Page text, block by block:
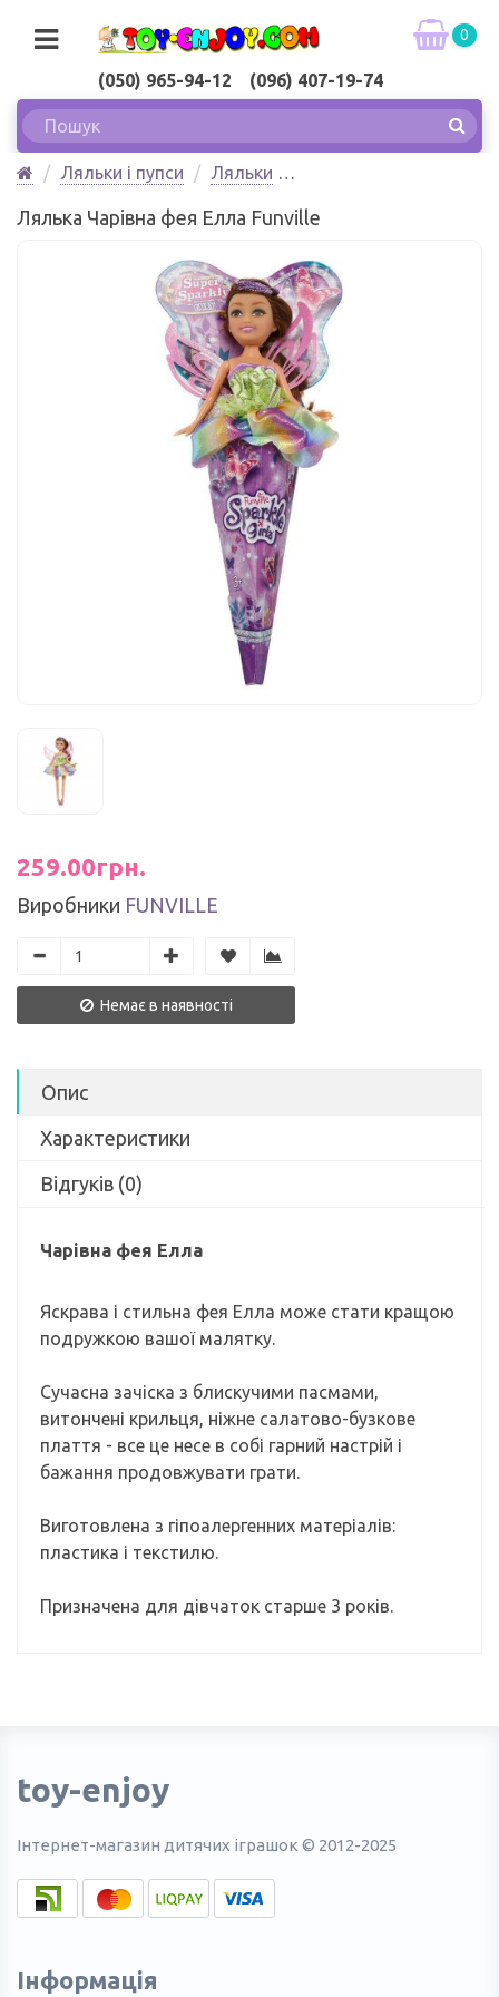
(050) 965-94-12 (096) 407-19-74
0
Ляльки і пупси
Ляльки
Лялька Чарівна фея Елла Funville
259.00грн.
Виробники FUNVILLE
Немає в наявності
Опис
Характеристики
Відгуків (0)
Чарівна фея Елла
Яскрава і стильна фея Елла може стати кращою
подружкою вашої малятку.
Сучасна зачіска з блискучими пасмами,
витончені крильця, ніжне салатово-бузкове
плаття - все це несе в собі гарний настрій і
бажання продовжувати грати.
Виготовлена з гіпоалергенних матеріалів:
пластика і текстилю.
Призначена для дівчаток старше 3 років.
toy-enjoy
Інтернет-магазин дитячих іграшок © 2012-2025
Інформація